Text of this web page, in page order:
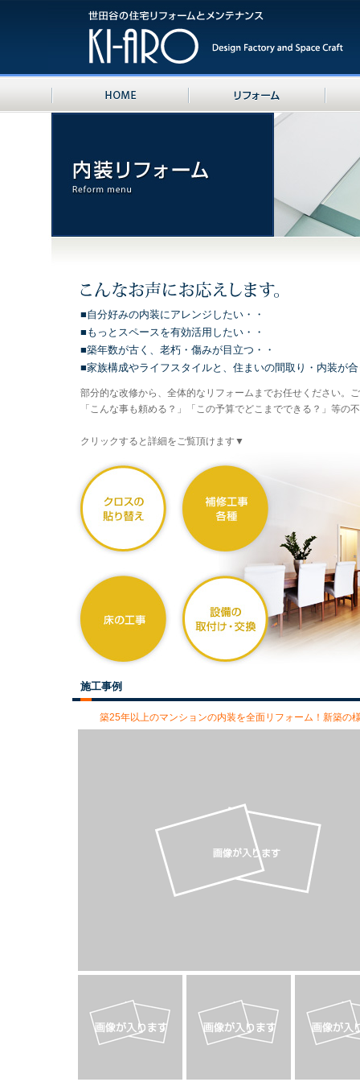
■自分好みの内装にアレンジしたい・・
■もっとスペースを有効活用したい・・
■築年数が古く、老朽・傷みが目立つ・・
■家族構成やライフスタイルと、住まいの間取り・内装が
部分的な改修から、全体的なリフォームまでお任せください。
「こんな事も頼める？」「この予算でどこまでできる？」等の
クリックすると詳細をご覧頂けます▼
施工事例
築25年以上のマンションの内装を全面リフォーム！新築の